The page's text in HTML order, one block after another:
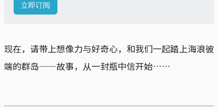
立即订阅
现在，请带上想像力与好奇心，和我们一起踏上海浪彼
端的群岛——故事，从一封瓶中信开始……